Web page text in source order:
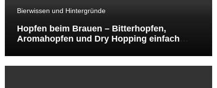
Bierwissen und Hintergründe
Hopfen beim Brauen – Bitterhopfen,
Aromahopfen und Dry Hopping einfach